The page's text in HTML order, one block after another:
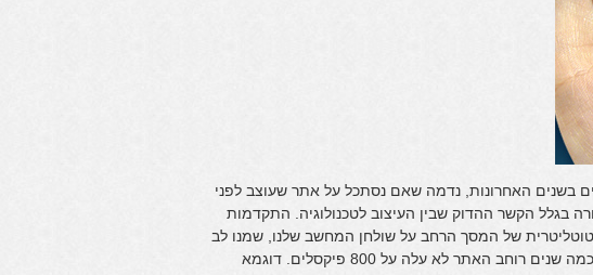
בשנים האחרונות, נדמה שאם נסתכל על אתר שעוצב לפני
בגלל הקשר ההדוק שבין העיצוב לטכנולוגיה. התקדמות
של המסך הרחב על שולחן המחשב שלנו, שמנו לב
שמעצבים החלו לייצר אתרים רחבים יותר, כאשר לפני כמה שנים רוחב האתר לא עלה על 800 פיקסלים. דוגמא